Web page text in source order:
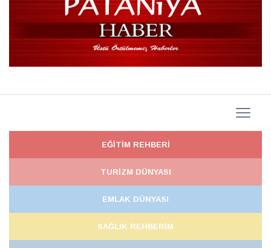
EĞİTİM REHBERİ
TURİZM DÜNYASI
EMLAK DÜNYASI
SAĞLIK REHBERİM